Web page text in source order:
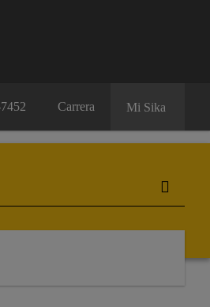
Carrera Mi Sika